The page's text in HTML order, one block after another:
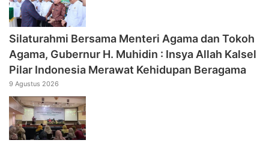
Silaturahmi Bersama Menteri Agama dan Tokoh
Agama, Gubernur H. Muhidin : Insya Allah Kalsel
Pilar Indonesia Merawat Kehidupan Beragama
9 Agustus 2026